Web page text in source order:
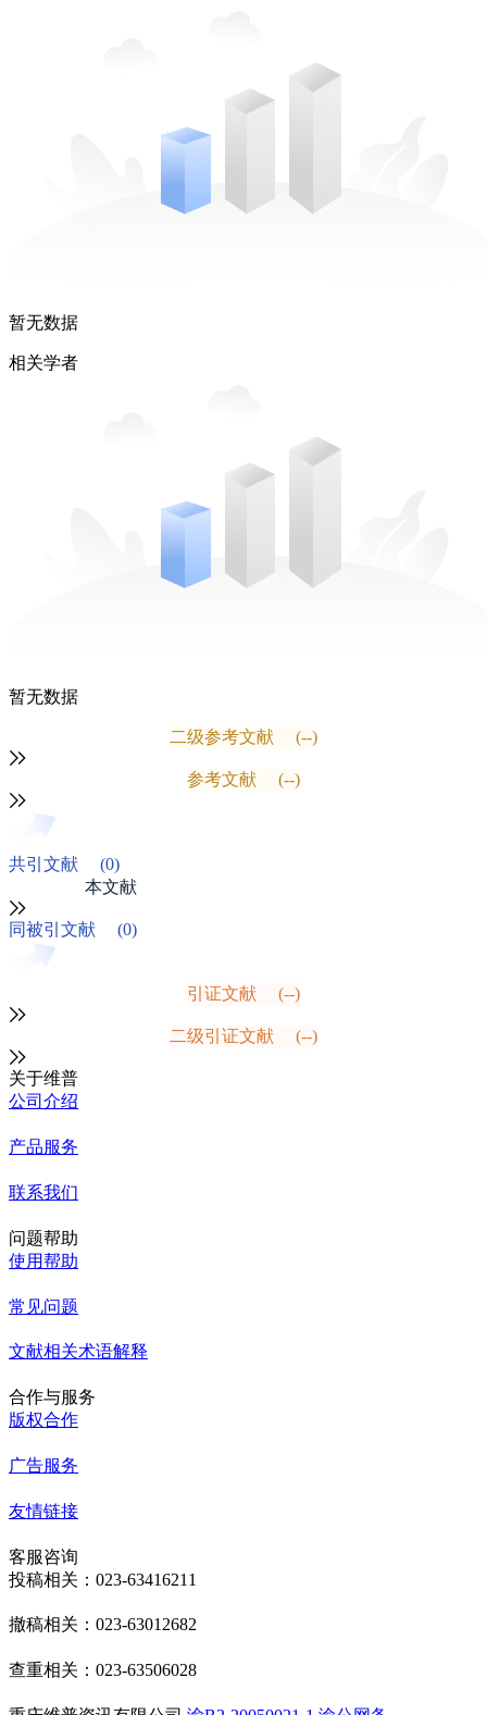
暂无数据
相关学者
暂无数据
二级参考文献 (--)
参考文献 (--)
共引文献
(0)
本文献
同被引文献 (0)
引证文献 (--)
二级引证文献 (--)
关于维普
公司介绍
产品服务
联系我们
问题帮助
使用帮助
常见问题
文献相关术语解释
合作与服务
版权合作
广告服务
友情链接
客服咨询
投稿相关：023-63416211
撤稿相关：023-63012682
查重相关：023-63506028